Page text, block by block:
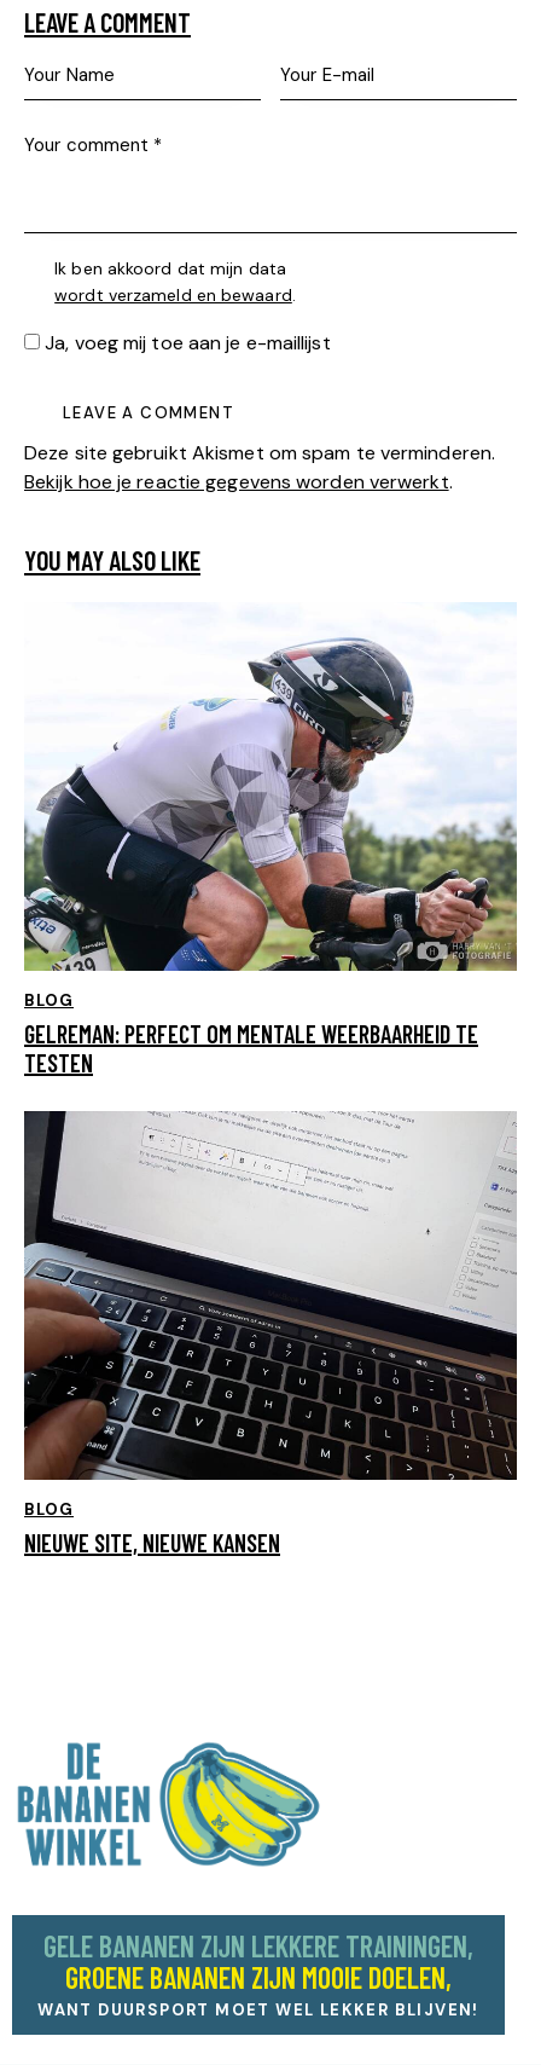
LEAVE A COMMENT
Ik ben akkoord dat mijn data
wordt verzameld en bewaard.
Ja, voeg mij toe aan je e-maillijst
Deze site gebruikt Akismet om spam te verminderen.
Bekijk hoe je reactie gegevens worden verwerkt.
YOU MAY ALSO LIKE
BLOG
GELREMAN: PERFECT OM MENTALE WEERBAARHEID TE
TESTEN
BLOG
NIEUWE SITE, NIEUWE KANSEN
GELE BANANEN ZIJN LEKKERE TRAININGEN,
GROENE BANANEN ZIJN MOOIE DOELEN,
WANT DUURSPORT MOET WEL LEKKER BLIJVEN!